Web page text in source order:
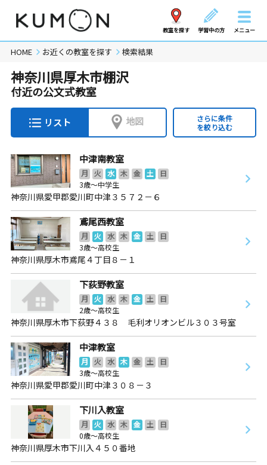
教室を探す 学習中の方 メニュー
HOME お近くの教室を探す 検索結果
神奈川県厚木市棚沢
付近の公文式教室
リスト 地図
さらに条件
を絞り込む
中津南教室
月 火 水 木 金 土
日
3歳～中学生
神奈川県愛甲郡愛川町中津３５７２－６
鳶尾西教室
月 火 水 木 金 土
日
3歳～高校生
神奈川県厚木市鳶尾４丁目８－１
下荻野教室
月 火 水 木 金 土
日
2歳～高校生
神奈川県厚木市下荻野４３８ 毛利オリオンビル３０３号室
中津教室
月 火 水 木 金 土
日
3歳～高校生
神奈川県愛甲郡愛川町中津３０８－３
下川入教室
月 火 水 木 金 土
日
0歳～高校生
神奈川県厚木市下川入４５０番地